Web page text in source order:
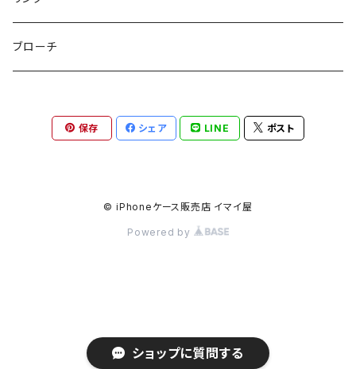
ショップに質問する
ミラー
ハンドタオル
気化冷却スカーフ
ヘアピン
ヘアクリップ
セットピアス
イヤーカフ
ブローチ
保存 シェア LINE ポスト
© iPhoneケース販売店 イマイ屋
Powered by